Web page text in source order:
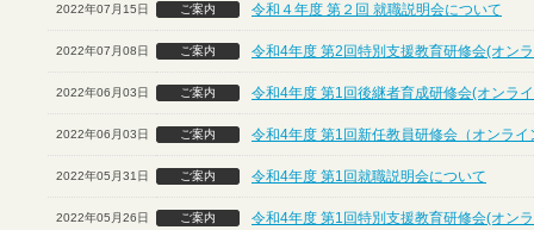
2022年07月15日 ご案内 令和４年度 第２回 就職説明会について
2022年07月08日 ご案内 令和4年度 第2回特別支援教育研修会(オン
2022年06月03日 ご案内 令和4年度 第1回後継者育成研修会(オンラ
2022年06月03日 ご案内 令和4年度 第1回新任教員研修会（オンライ
2022年05月31日 ご案内 令和4年度 第1回就職説明会について
2022年05月26日 ご案内 令和4年度 第1回特別支援教育研修会(オン